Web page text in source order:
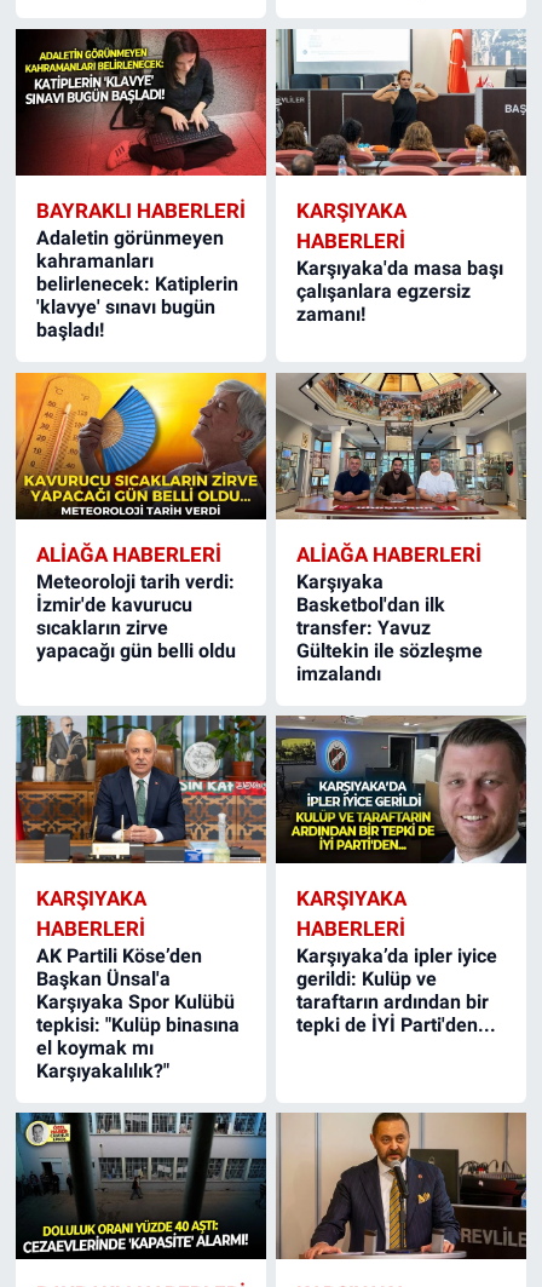
BAYRAKLI HABERLERI
Adaletin görünmeyen
kahramanları
belirlenecek: Katiplerin
'klavye' sınavı bugün
başladı!
KARŞIYAKA
HABERLERI
Karşıyaka'da masa başı
çalışanlara egzersiz
zamanı!
ALIAĞA HABERLERI
Meteoroloji tarih verdi:
İzmir'de kavurucu
sıcakların zirve
yapacağı gün belli oldu
ALIAĞA HABERLERI
Karşıyaka
Basketbol'dan ilk
transfer: Yavuz
Gültekin ile sözleşme
imzalandı
KARŞIYAKA
HABERLERI
AK Partili Köse’den
Başkan Ünsal'a
Karşıyaka Spor Kulübü
tepkisi: "Kulüp binasına
el koymak mı
Karşıyakalılık?"
KARŞIYAKA
HABERLERI
Karşıyaka’da ipler iyice
gerildi: Kulüp ve
taraftarın ardından bir
tepki de İYİ Parti'den...